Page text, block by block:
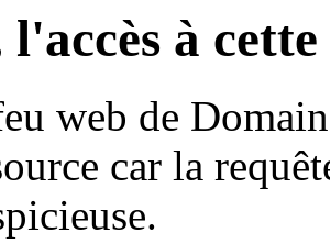
l'accès à
web de
car la